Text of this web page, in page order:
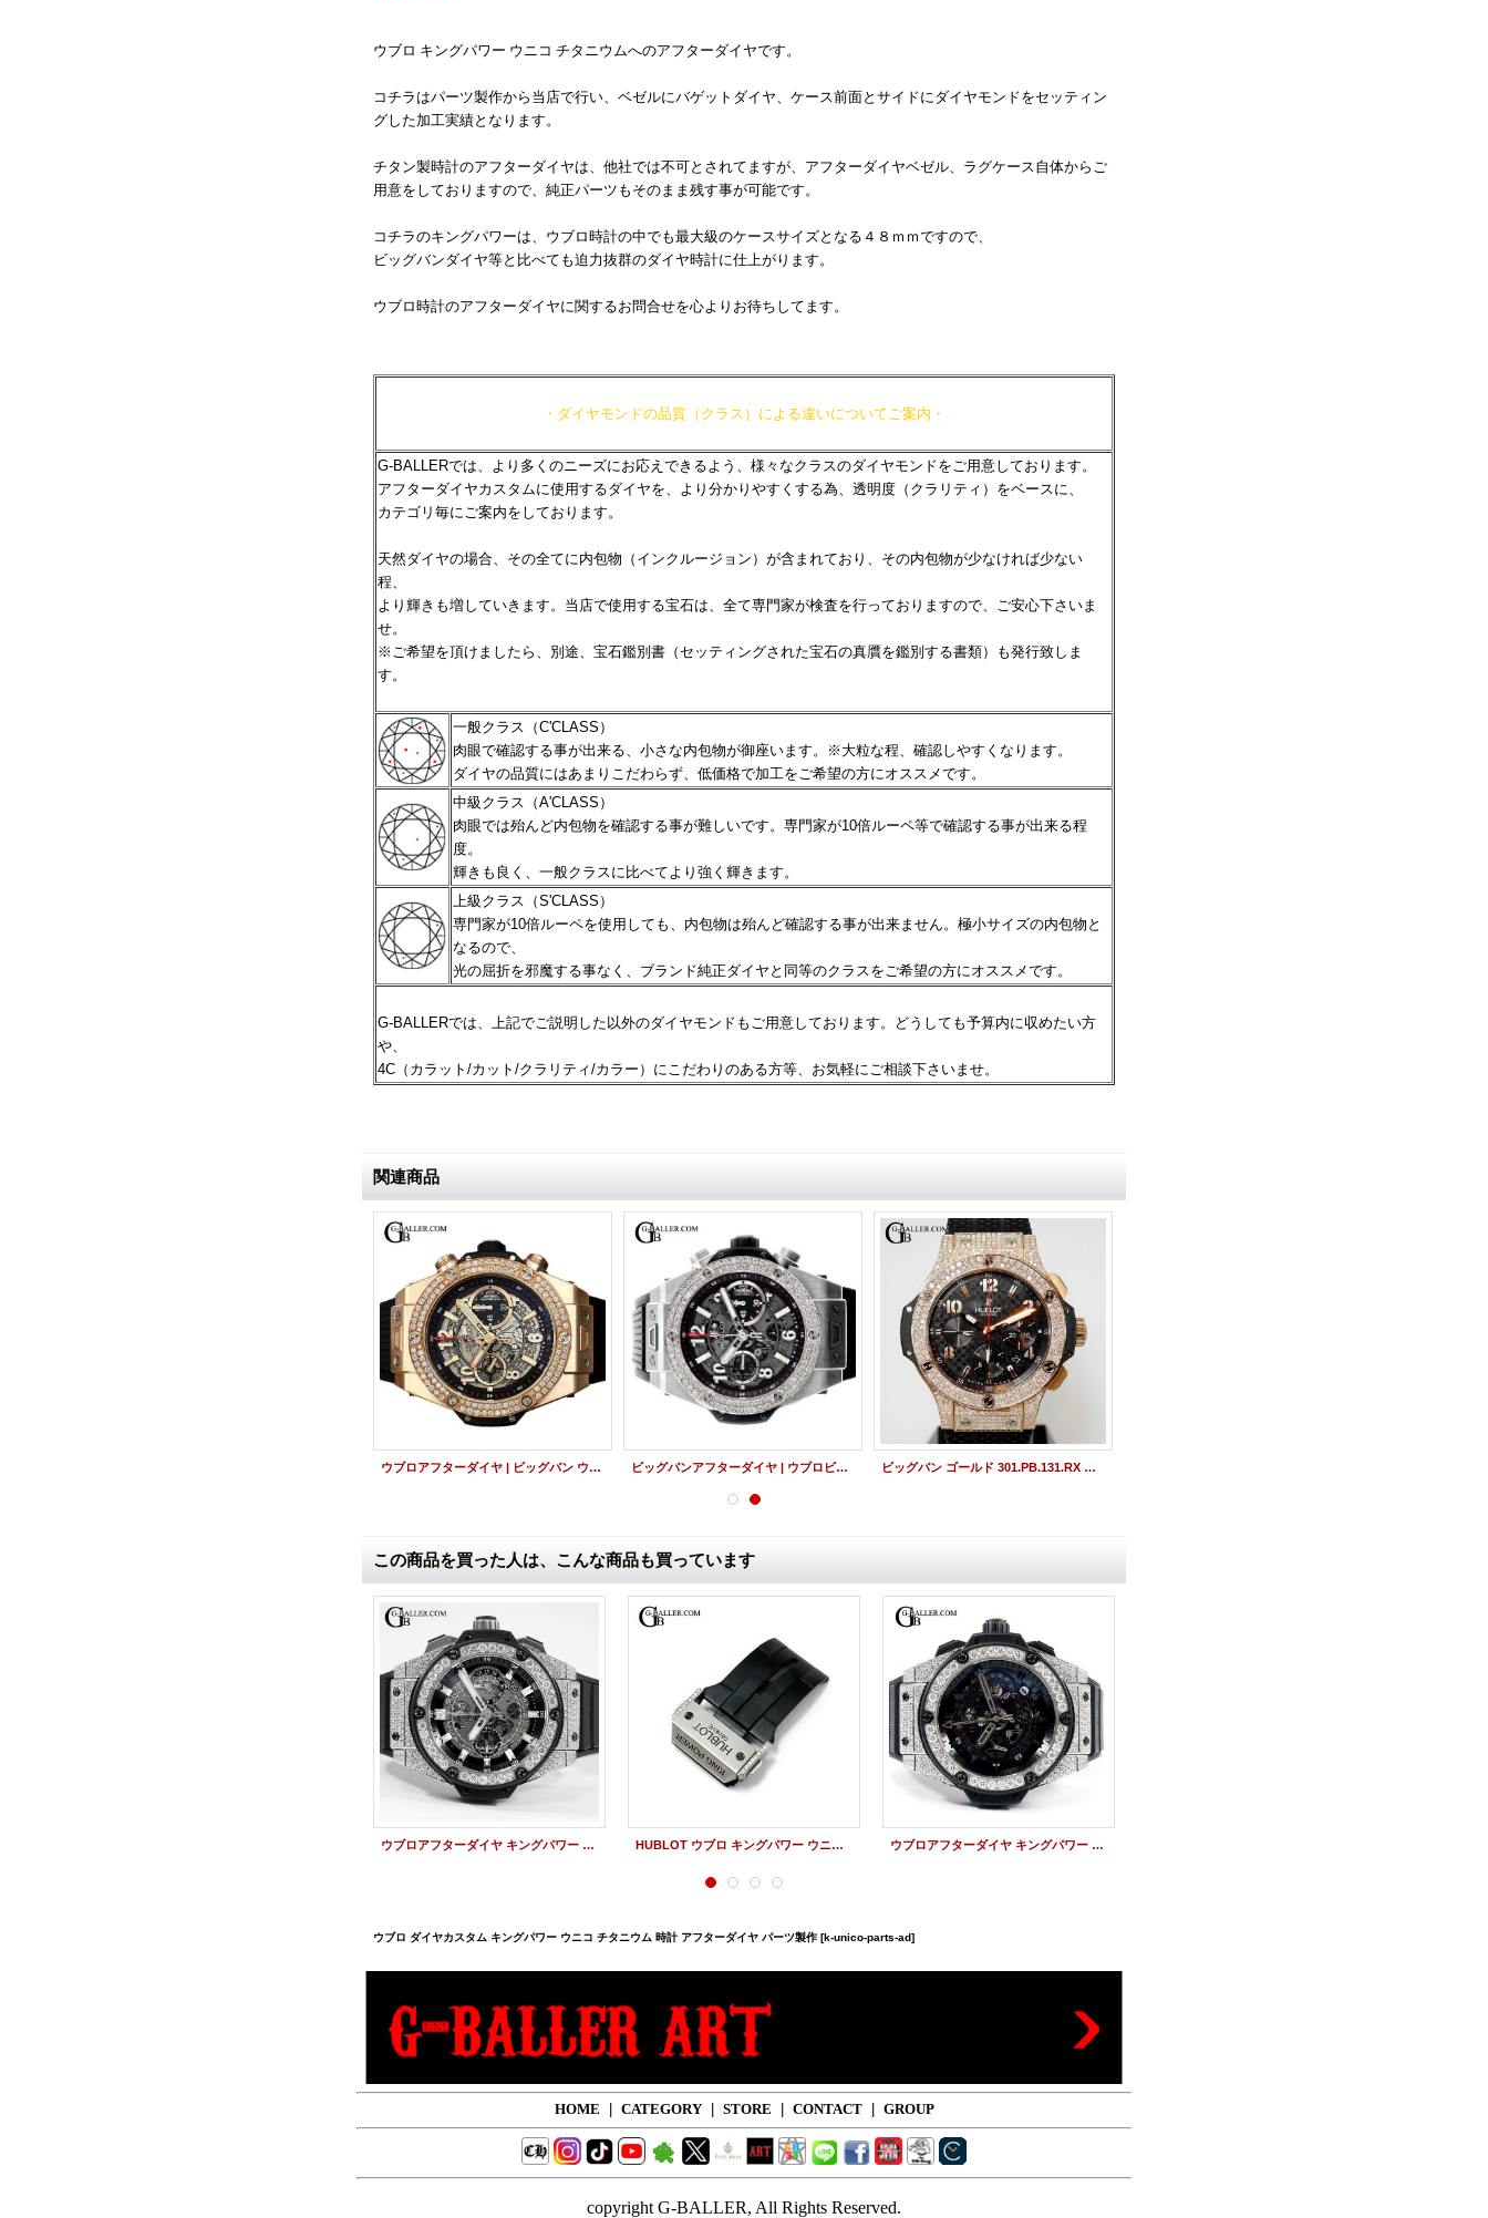
ウブロ キングパワー ウニコ チタニウムへのアフターダイヤです。
コチラはパーツ製作から当店で行い、ベゼルにバゲットダイヤ、ケース前面とサイドにダイヤモンドをセッティン
グした加工実績となります。
チタン製時計のアフターダイヤは、他社では不可とされてますが、アフターダイヤベゼル、ラグケース自体からご
用意をしておりますので、純正パーツもそのまま残す事が可能です。
コチラのキングパワーは、ウブロ時計の中でも最大級のケースサイズとなる４８ｍｍですので、
ビッグバンダイヤ等と比べても迫力抜群のダイヤ時計に仕上がります。
ウブロ時計のアフターダイヤに関するお問合せを心よりお待ちしてます。
・ダイヤモンドの品質（クラス）による違いについてご案内・
G-BALLERでは、より多くのニーズにお応えできるよう、様々なクラスのダイヤモンドをご用意しております。
アフターダイヤカスタムに使用するダイヤを、より分かりやすくする為、透明度（クラリティ）をベースに、
カテゴリ毎にご案内をしております。
天然ダイヤの場合、その全てに内包物（インクルージョン）が含まれており、その内包物が少なければ少ない
程、
より輝きも増していきます。当店で使用する宝石は、全て専門家が検査を行っておりますので、ご安心下さいま
せ。
※ご希望を頂けましたら、別途、宝石鑑別書（セッティングされた宝石の真贋を鑑別する書類）も発行致しま
す。
一般クラス（C'CLASS）
肉眼で確認する事が出来る、小さな内包物が御座います。※大粒な程、確認しやすくなります。
ダイヤの品質にはあまりこだわらず、低価格で加工をご希望の方にオススメです。
中級クラス（A'CLASS）
肉眼では殆んど内包物を確認する事が難しいです。専門家が10倍ルーペ等で確認する事が出来る程
度。
輝きも良く、一般クラスに比べてより強く輝きます。
上級クラス（S'CLASS）
専門家が10倍ルーペを使用しても、内包物は殆んど確認する事が出来ません。極小サイズの内包物と
なるので、
光の屈折を邪魔する事なく、ブランド純正ダイヤと同等のクラスをご希望の方にオススメです。
G-BALLERでは、上記でご説明した以外のダイヤモンドもご用意しております。どうしても予算内に収めたい方
や、
4C（カラット/カット/クラリティ/カラー）にこだわりのある方等、お気軽にご相談下さいませ。
関連商品
ウブロアフターダイヤ | ビッグバン ウニコ キングゴールド ベゼルダイヤ 411.OX.1180.RX HUBLOT時計 ビッグバンアフターダイヤ | ウブロビッグバン ウニコ チタニウム ベゼルダイヤ 411.NX.1170.RX HUBLOT時計 ビッグバン ゴールド 301.PB.131.RX ウブロアフターダイヤ
この商品を買った人は、こんな商品も買っています
ウブロアフターダイヤ キングパワー ウニコ チタニウム 時計 アフターダイヤ HUBLOT ウブロ キングパワー ウニコ アフターダイヤ Dバックル カスタムオーダー ウブロアフターダイヤ キングパワー ウニコ オールブラック 時計 アフターダイヤ
ウブロ ダイヤカスタム キングパワー ウニコ チタニウム 時計 アフターダイヤ パーツ製作 [k-unico-parts-ad]
HOME CATEGORY STORE CONTACT GROUP
copyright G-BALLER, All Rights Reserved.